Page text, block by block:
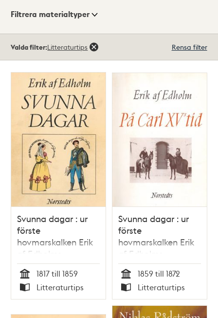
Visningsläge
Filtrera materialtyper
träffar
Valda filter:Litteraturtips Rensa filter
Svunna dagar : ur
förste
hovmarskalken Erik
af Edholms
dagböcker :
tidsbilder från 1800-
talet. Upplevelser
under Karl XIV
Johans och Oskar I:s
Tid
1817 till 1859
Typ
Litteraturtips
Svunna dagar : ur
förste
hovmarskalken Erik
af Edholms
dagböcker :
tidsbilder från 1800-
talet. På Carl XV:s
tid / utgivna av
hans son
Tid
1859 till 1872
Typ
Litteraturtips